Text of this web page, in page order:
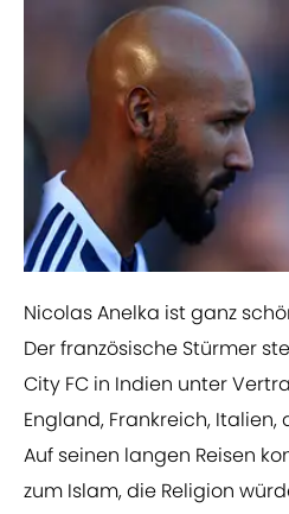
Nicolas Anelka ist ganz
Der französische Stürmer
City FC in Indien unter
England, Frankreich, Italien,
Auf seinen langen Reisen
zum Islam, die Religion